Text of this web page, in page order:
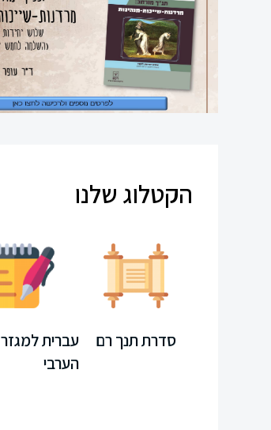
מחשב
ספרי
תקשורת
ספרדית
הקטלוג שלנו
עברית למגזר
הערבי
סדרת תנך רם